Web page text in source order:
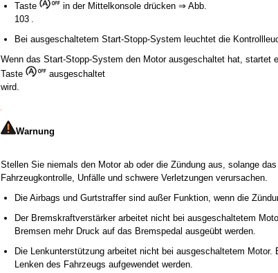
Taste
in der Mittelkonsole drücken ⇒ Abb.
103 .
Bei ausgeschaltetem Start-Stopp-System leuchtet die
Wenn das Start-Stopp-System den Motor ausgeschaltet hat, startet
Taste
ausgeschaltet
wird.
Warnung
Stellen Sie niemals den Motor ab oder die Zündung aus, solange
Fahrzeugkontrolle, Unfälle und schwere Verletzungen verursachen.
Die Airbags und Gurtstraffer sind außer Funktion, wenn die
Der Bremskraftverstärker arbeitet nicht bei ausgeschaltetem
Bremsen mehr Druck auf das Bremspedal ausgeübt werden.
Die Lenkunterstützung arbeitet nicht bei ausgeschaltetem
Lenken des Fahrzeugs aufgewendet werden.